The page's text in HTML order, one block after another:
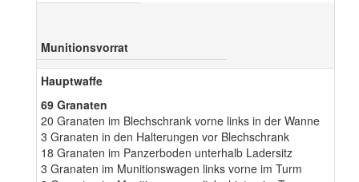
Munitionsvorrat
Hauptwaffe
69 Granaten
20 Granaten im Blechschrank vorne links in der Wanne
3 Granaten in den Halterungen vor Blechschrank
18 Granaten im Panzerboden unterhalb Ladersitz
3 Granaten im Munitionswagen links vorne im Turm